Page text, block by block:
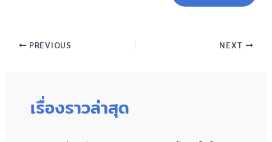
PREVIOUS NEXT
เรื่องราวล่าสุด